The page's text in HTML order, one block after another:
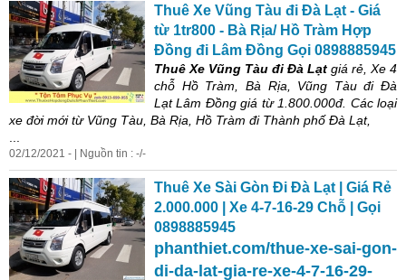
Thuê Xe Vũng Tàu đi Đà Lạt - Giá
từ 1tr800 - Bà Rịa/ Hồ Tràm Hợp
Đồng đi Lâm Đồng Gọi 0898885945
Thuê Xe Vũng Tàu đi Đà Lạt giá rẻ, Xe 4
chỗ Hồ Tràm, Bà Rịa, Vũng Tàu đi Đà
Lạt Lâm Đồng giá từ 1.800.000đ. Các loại
xe đời mới từ Vũng Tàu, Bà Rịa, Hồ Tràm đi Thành phố Đà Lạt,
02/12/2021 - | Nguồn tin : -/-
Thuê Xe Sài Gòn Đi Đà Lạt | Giá Rẻ
2.000.000 | Xe 4-7-16-29 Chỗ | Gọi
0898885945
phanthiet.com/thue-xe-sai-gon-
di-da-lat-gia-re-xe-4-7-16-29-